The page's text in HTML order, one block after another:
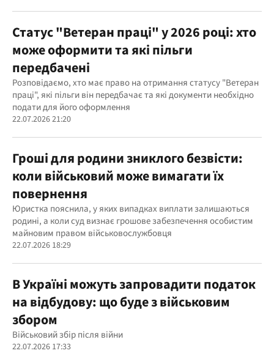
Статус "Ветеран праці" у 2026 році: хто
може оформити та які пільги
передбачені
Розповідаємо, хто має право на отримання статусу "Ветеран
праці", які пільги він передбачає та які документи необхідно
подати для його оформлення
22.07.2026 21:20
Гроші для родини зниклого безвісти:
коли військовий може вимагати їх
повернення
Юристка пояснила, у яких випадках виплати залишаються
родині, а коли суд визнає грошове забезпечення особистим
майновим правом військовослужбовця
22.07.2026 18:29
В Україні можуть запровадити податок
на відбудову: що буде з військовим
збором
Військовий збір після війни
22.07.2026 17:33